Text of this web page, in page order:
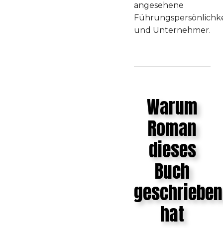
angesehene
und Unternehmer.
Warum
Roman
dieses
Buch
geschrieben
hat